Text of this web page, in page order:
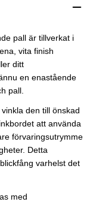
pall är tillverkat i
vita finish
ditt
en enastående
pall.
den till önskad
att använda
förvaringsutrymme
Detta
varhelst det
med